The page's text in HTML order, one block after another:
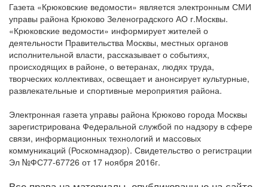
Газета «Крюковские ведомости» является электронным СМИ
управы района Крюково Зеленоградского АО г.Москвы.
«Крюковские ведомости» информирует жителей о
деятельности Правительства Москвы, местных органов
исполнительной власти, рассказывает о событиях,
происходящих в районе, о ветеранах, людях труда,
творческих коллективах, освещает и анонсирует культурные,
развлекательные и спортивные мероприятия района.
Электронная газета управы района Крюково города Москвы
зарегистрирована Федеральной службой по надзору в сфере
связи, информационных технологий и массовых
коммуникаций (Роскомнадзор). Свидетельство о регистрации
Эл №ФС77-67726 от 17 ноября 2016г.